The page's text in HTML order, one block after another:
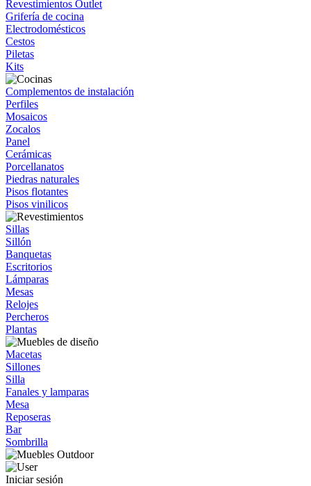
Revestimientos Outlet
Grifería de cocina
Electrodomésticos
Cestos
Piletas
Kits
Complementos de instalación
Perfiles
Mosaicos
Zocalos
Panel
Cerámicas
Porcellanatos
Piedras naturales
Pisos flotantes
Pisos vinilicos
Sillas
Sillón
Banquetas
Escritorios
Lámparas
Mesas
Relojes
Percheros
Plantas
Macetas
Sillones
Silla
Fanales y lamparas
Mesa
Reposeras
Bar
Sombrilla
Iniciar sesión